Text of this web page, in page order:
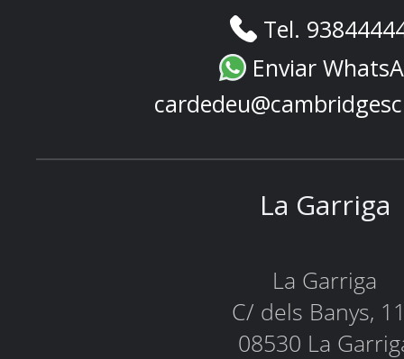
Tel.
Enviar
La Garriga
La Garriga
C/ dels Banys,
08530 La